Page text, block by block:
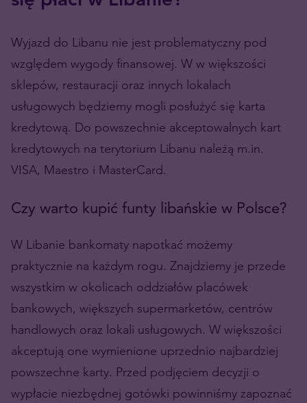
Wyjazd do Libanu nie jest problematyczny pod
względem wygody finansowej. W w większości
sklepów, restauracji oraz innych lokalach
usługowych będziemy mogli posłużyć się karta
kredytową. Do powszechnie akceptowalnych kart
kredytowych na terytorium Libanu należą m.in.
VISA, Maestro i MasterCard.
Czy warto kupić funty libańskie w Polsce?
W Libanie bankomaty napotkać możemy
praktycznie na każdym rogu. Znajdziemy je przede
wszystkim w okolicach oddziałów placówek
bankowych, większych supermarketów, centrów
handlowych oraz lokali usługowych. W większości
akceptują one wymienione uprzednio najbardziej
powszechne karty. Przed podjęciem decyzji o
wypłacie niezbędnej gotówki powinniśmy zapoznać